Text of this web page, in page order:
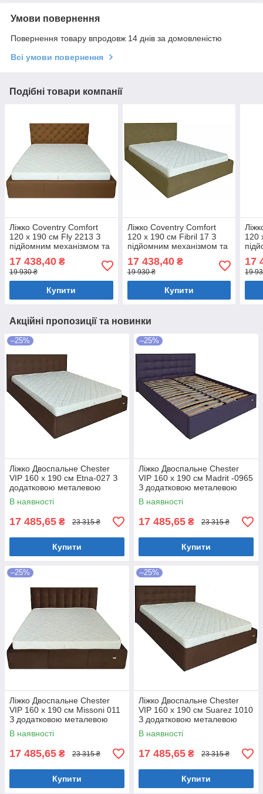
Умови повернення
Повернення товару впродовж 14 днів за домовленістю
Всі умови повернення
Подібні товари компанії
Ліжко Coventry Comfort
120 х 190 см Fly 2213 З
підйомним механізмом та
нішою для білизни Світло-
коричневий
17 438,40 ₴
19 930 ₴
Купити
Ліжко Coventry Comfort
120 х 190 см Fibril 17 З
підйомним механізмом та
нішою для білизни
Оливковий
17 438,40₴
19 930 ₴
Купити
120
17
19
Акційні пропозиції та новинки
–25%
Ліжко Двоспальне Chester
VIP 160 х 190 см Etna-027 З
додатковою металевою
цільнозварною рамою
Коричневий
В наявності
17 485,65 ₴ 23 315 ₴
Купити
–25%
Ліжко Двоспальне Chester
VIP 160 х 190 см Madrit -0965
З додатковою металевою
цільнозварною рамою
Фіолетовий
В наявності
17 485,65 ₴ 23 315 ₴
Купити
–25%
Ліжко Двоспальне Chester
VIP 160 х 190 см Missoni 011
З додатковою металевою
цільнозварною рамою
Темно-коричневий
В наявності
17 485,65 ₴ 23 315 ₴
Купити
–25%
Ліжко Двоспальне Chester
VIP 160 х 190 см Suarez 1010
З додатковою металевою
цільнозварною рамою
Коричневий
В наявності
17 485,65 ₴ 23 315 ₴
Купити